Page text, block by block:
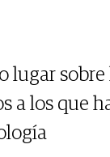
sobre
a los que